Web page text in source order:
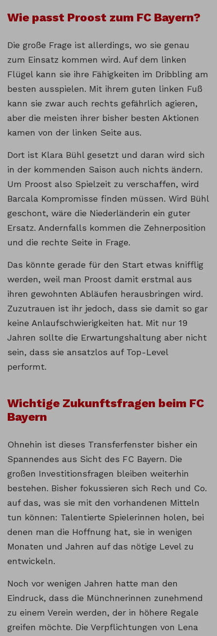
Wie passt Proost zum FC Bayern?
Die große Frage ist allerdings, wo sie genau
zum Einsatz kommen wird. Auf dem linken
Flügel kann sie ihre Fähigkeiten im Dribbling am
besten ausspielen. Mit ihrem guten linken Fuß
kann sie zwar auch rechts gefährlich agieren,
aber die meisten ihrer bisher besten Aktionen
kamen von der linken Seite aus.
Dort ist Klara Bühl gesetzt und daran wird sich
in der kommenden Saison auch nichts ändern.
Um Proost also Spielzeit zu verschaffen, wird
Barcala Kompromisse finden müssen. Wird Bühl
geschont, wäre die Niederländerin ein guter
Ersatz. Andernfalls kommen die Zehnerposition
und die rechte Seite in Frage.
Das könnte gerade für den Start etwas knifflig
werden, weil man Proost damit erstmal aus
ihren gewohnten Abläufen herausbringen wird.
Zuzutrauen ist ihr jedoch, dass sie damit so gar
keine Anlaufschwierigkeiten hat. Mit nur 19
Jahren sollte die Erwartungshaltung aber nicht
sein, dass sie ansatzlos auf Top-Level
performt.
Wichtige Zukunftsfragen beim FC
Bayern
Ohnehin ist dieses Transferfenster bisher ein
Spannendes aus Sicht des FC Bayern. Die
großen Investitionsfragen bleiben weiterhin
bestehen. Bisher fokussieren sich Rech und Co.
auf das, was sie mit den vorhandenen Mitteln
tun können: Talentierte Spielerinnen holen, bei
denen man die Hoffnung hat, sie in wenigen
Monaten und Jahren auf das nötige Level zu
entwickeln.
Noch vor wenigen Jahren hatte man den
Eindruck, dass die Münchnerinnen zunehmend
zu einem Verein werden, der in höhere Regale
greifen möchte. Die Verpflichtungen von Lena